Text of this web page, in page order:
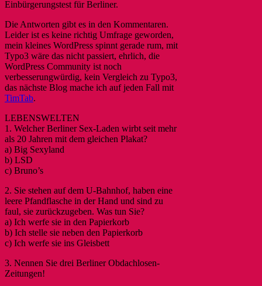
Einbürgerungstest für Berliner.
Die Antworten gibt es in den Kommentaren.
Leider ist es keine richtig Umfrage geworden,
mein kleines WordPress spinnt gerade rum, mit
Typo3 wäre das nicht passiert, ehrlich, die
WordPress Community ist noch
verbesserungwürdig, kein Vergleich zu Typo3,
das nächste Blog mache ich auf jeden Fall mit
TimTab.
LEBENSWELTEN
1. Welcher Berliner Sex-Laden wirbt seit mehr
als 20 Jahren mit dem gleichen Plakat?
a) Big Sexyland
b) LSD
c) Bruno’s
2. Sie stehen auf dem U-Bahnhof, haben eine
leere Pfandflasche in der Hand und sind zu
faul, sie zurückzugeben. Was tun Sie?
a) Ich werfe sie in den Papierkorb
b) Ich stelle sie neben den Papierkorb
c) Ich werfe sie ins Gleisbett
3. Nennen Sie drei Berliner Obdachlosen-
Zeitungen!